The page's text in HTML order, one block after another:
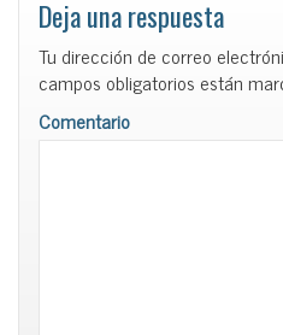
Deja una respuesta
Tu dirección de correo
campos obligatorios están
Comentario